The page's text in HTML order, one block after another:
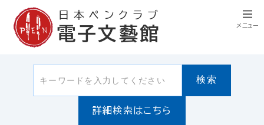
日本ペンクラブ
電子文藝館
検索
詳細検索はこちら
メニュー